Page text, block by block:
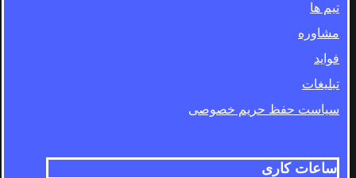
تیم ها
مشاوره
فواید
تبلیغات
سیاست حفظ حریم خصوصی
ساعات کاری